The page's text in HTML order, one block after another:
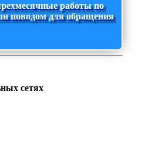
работы по
поводом для обращения
сетях